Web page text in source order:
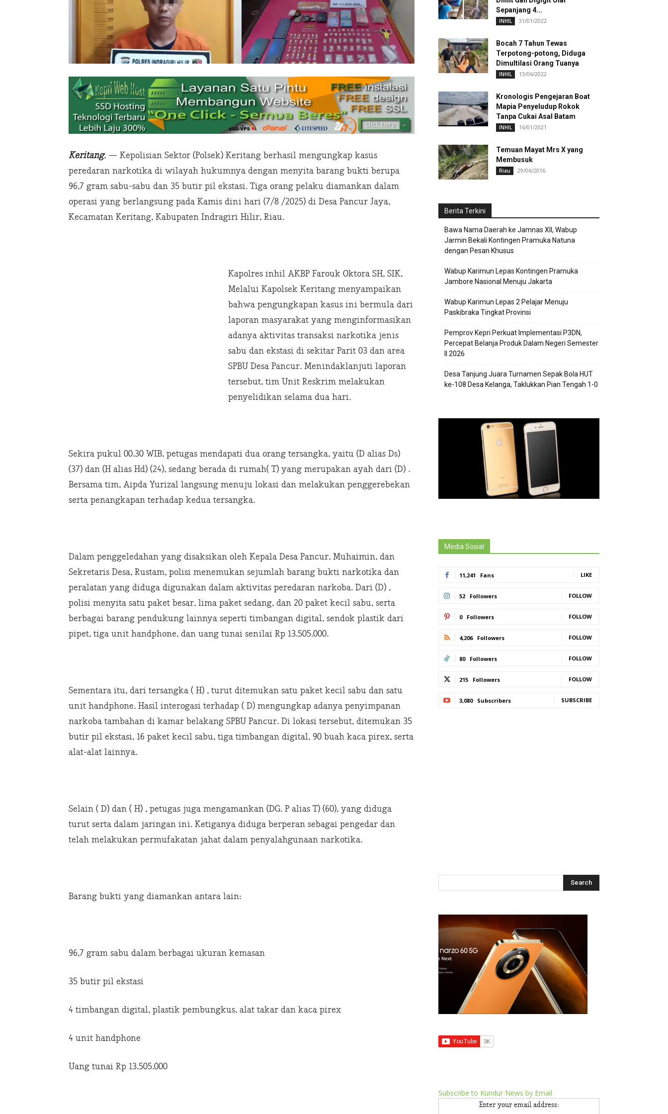
Keritang, — Kepolisian Sektor (Polsek) Keritang berhasil mengungkap kasus
peredaran narkotika di wilayah hukumnya dengan menyita barang bukti berupa
96,7 gram sabu-sabu dan 35 butir pil ekstasi. Tiga orang pelaku diamankan dalam
operasi yang berlangsung pada Kamis dini hari (7/8 /2025) di Desa Pancur Jaya,
Kecamatan Keritang, Kabupaten Indragiri Hilir, Riau.
Kapolres inhil AKBP Farouk Oktora SH, SIK,
Melalui Kapolsek Keritang menyampaikan
bahwa pengungkapan kasus ini bermula dari
laporan masyarakat yang menginformasikan
adanya aktivitas transaksi narkotika jenis
sabu dan ekstasi di sekitar Parit 03 dan area
SPBU Desa Pancur. Menindaklanjuti laporan
tersebut, tim Unit Reskrim melakukan
penyelidikan selama dua hari.
Sekira pukul 00.30 WIB, petugas mendapati dua orang tersangka, yaitu (D alias Ds)
(37) dan (H alias Hd) (24), sedang berada di rumah( T) yang merupakan ayah dari (D) .
Bersama tim, Aipda Yurizal langsung menuju lokasi dan melakukan penggerebekan
serta penangkapan terhadap kedua tersangka.
Dalam penggeledahan yang disaksikan oleh Kepala Desa Pancur, Muhaimin, dan
Sekretaris Desa, Rustam, polisi menemukan sejumlah barang bukti narkotika dan
peralatan yang diduga digunakan dalam aktivitas peredaran narkoba. Dari (D) ,
polisi menyita satu paket besar, lima paket sedang, dan 20 paket kecil sabu, serta
berbagai barang pendukung lainnya seperti timbangan digital, sendok plastik dari
pipet, tiga unit handphone, dan uang tunai senilai Rp 13.505.000.
Sementara itu, dari tersangka ( H) , turut ditemukan satu paket kecil sabu dan satu
unit handphone. Hasil interogasi terhadap ( D) mengungkap adanya penyimpanan
narkoba tambahan di kamar belakang SPBU Pancur. Di lokasi tersebut, ditemukan 35
butir pil ekstasi, 16 paket kecil sabu, tiga timbangan digital, 90 buah kaca pirex, serta
alat-alat lainnya.
Selain ( D) dan ( H) , petugas juga mengamankan (DG. P alias T) (60), yang diduga
turut serta dalam jaringan ini. Ketiganya diduga berperan sebagai pengedar dan
telah melakukan permufakatan jahat dalam penyalahgunaan narkotika.
Barang bukti yang diamankan antara lain:
96,7 gram sabu dalam berbagai ukuran kemasan
35 butir pil ekstasi
4 timbangan digital, plastik pembungkus, alat takar dan kaca pirex
4 unit handphone
Uang tunai Rp 13.505.000
Sepanjang 4...
INHIL 31/01/2022
Bocah 7 Tahun Tewas
Terpotong-potong, Diduga
Dimultilasi Orang Tuanya
INHIL 13/06/2022
Kronologis Pengejaran Boat
Mapia Penyeludup Rokok
Tanpa Cukai Asal Batam
INHIL 16/01/2021
Temuan Mayat Mrs X yang
Membusuk
Riau 29/06/2016
Berita Terkini
Bawa Nama Daerah ke Jamnas XII, Wabup
Jarmin Bekali Kontingen Pramuka Natuna
dengan Pesan Khusus
Wabup Karimun Lepas Kontingen Pramuka
Jambore Nasional Menuju Jakarta
Wabup Karimun Lepas 2 Pelajar Menuju
Paskibraka Tingkat Provinsi
Pemprov Kepri Perkuat Implementasi P3DN,
Percepat Belanja Produk Dalam Negeri Semester
II 2026
Desa Tanjung Juara Turnamen Sepak Bola HUT
ke-108 Desa Kelanga, Taklukkan Pian Tengah 1-0
Media Sosial
11,241 Fans LIKE
52 Followers FOLLOW
0 Followers FOLLOW
4,206 Followers FOLLOW
80 Followers FOLLOW
215 Followers FOLLOW
3,080 Subscribers SUBSCRIBE
Subscribe to Kundur News by Email
Enter your email address: